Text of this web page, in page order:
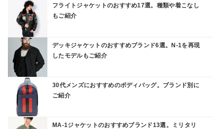
フライトジャケットのおすすめ17選。種類や着こなし
もご紹介
デッキジャケットのおすすめブランド6選。N-1を再現
したモデルもご紹介
30代メンズにおすすめのボディバッグ。ブランド別に
ご紹介
MA-1ジャケットのおすすめブランド13選。ミリタリ